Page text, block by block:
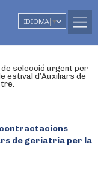
IDIOMA ▼
selecció urgent per
estival d’Auxiliars de
de geriatria per la